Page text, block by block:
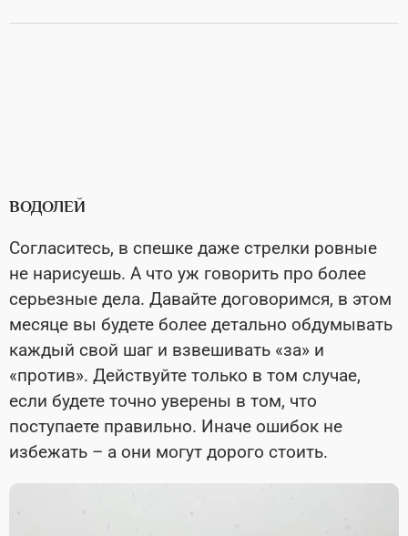
ВОДОЛЕЙ
Согласитесь, в спешке даже стрелки ровные
не нарисуешь. А что уж говорить про более
серьезные дела. Давайте договоримся, в этом
месяце вы будете более детально обдумывать
каждый свой шаг и взвешивать «за» и
«против». Действуйте только в том случае,
если будете точно уверены в том, что
поступаете правильно. Иначе ошибок не
избежать – а они могут дорого стоить.